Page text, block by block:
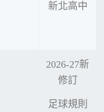
新北高中
2026-27新
修訂
足球規則